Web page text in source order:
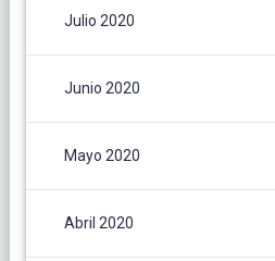
Julio 2020
Junio 2020
Mayo 2020
Abril 2020